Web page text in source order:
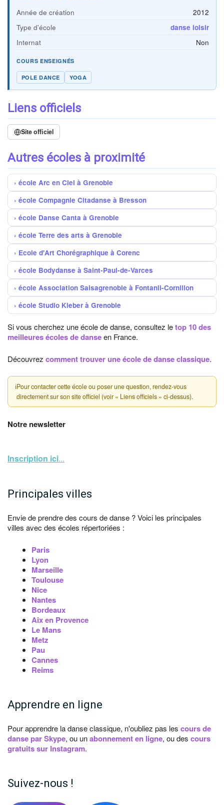
Année de création
2012
Type d'école
danse loisir
Internat
Non
COURS ENSEIGNÉS
POLE DANCE YOGA
Liens officiels
Site officiel
Autres écoles à proximité
école Arc en Ciel à Grenoble
école Compagnie Citadanse à Bresson
école Danse Canta à Grenoble
école Terre des arts à Grenoble
Ecole d'Art Chorégraphique à Corenc
école Bodydanse à Saint-Paul-de-Varces
école Association Salsagrenoble à Fontanil-Cornillon
école Studio Kleber à Grenoble
Si vous cherchez une école de danse, consultez letop 10 des
meilleures écoles de danseen France.
Découvrez comment trouver une école de danse classique.
ℹPour contacter cette école ou poser une question, rendez-vous
directement sur son site officiel (voir « Liens officiels » ci-dessus).
Notre newsletter
Inscription ici...
Principales villes
Envie de prendre des cours de danse ? Voici les principales
villes avec des écoles répertoriées :
Paris
Lyon
Marseille
Toulouse
Nice
Nantes
Bordeaux
Aix en Provence
Le Mans
Metz
Pau
Cannes
Reims
Apprendre en ligne
Pour apprendre la danse classique, n'oubliez pas les cours de
danse par Skype, ou unabonnement en ligne, ou des cours
gratuits sur Instagram.
Suivez-nous !